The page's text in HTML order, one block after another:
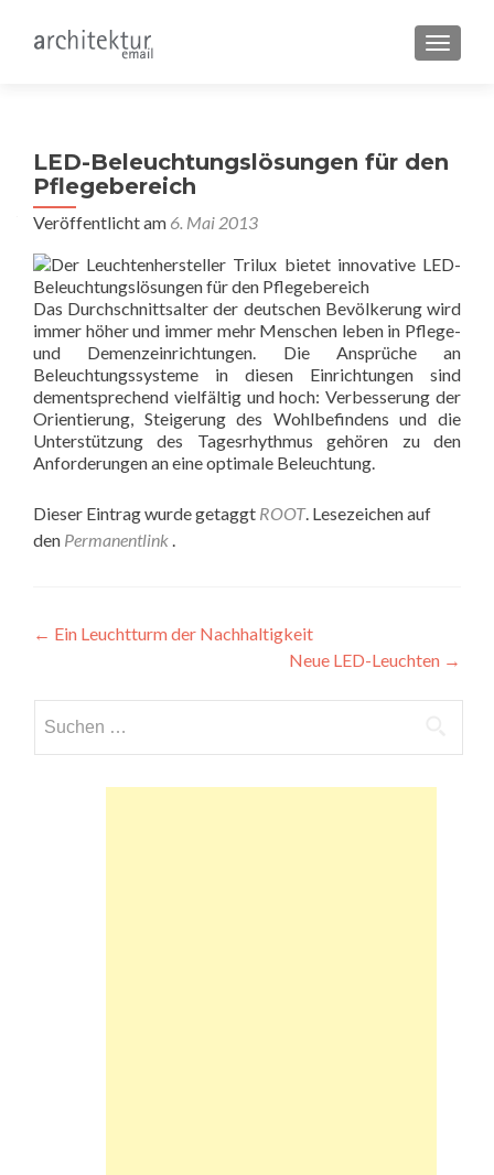
LED-Beleuchtungslösungen für den
Pflegebereich
Veröffentlicht am 6. Mai 2013
Das Durchschnittsalter der deutschen Bevölkerung wird
immer höher und immer mehr Menschen leben in Pflege-
und Demenzeinrichtungen. Die Ansprüche an
Beleuchtungssysteme in diesen Einrichtungen sind
dementsprechend vielfältig und hoch: Verbesserung der
Orientierung, Steigerung des Wohlbefindens und die
Unterstützung des Tagesrhythmus gehören zu den
Anforderungen an eine optimale Beleuchtung.
Dieser Eintrag wurde getaggt ROOT. Lesezeichen auf
den Permanentlink .
Beitragsnavigation
← Ein Leuchtturm der Nachhaltigkeit
Neue LED-Leuchten →
nach: